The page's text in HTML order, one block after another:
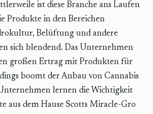
ist diese Branche ans Laufen
Produkte in den Bereichen
Belüftung und andere
sich blendend. Das Unternehmen
großen Ertrag mit Produkten für
boomt der Anbau von Cannabis
lernen die Wichtigkeit
aus dem Hause Scotts Miracle-Gro